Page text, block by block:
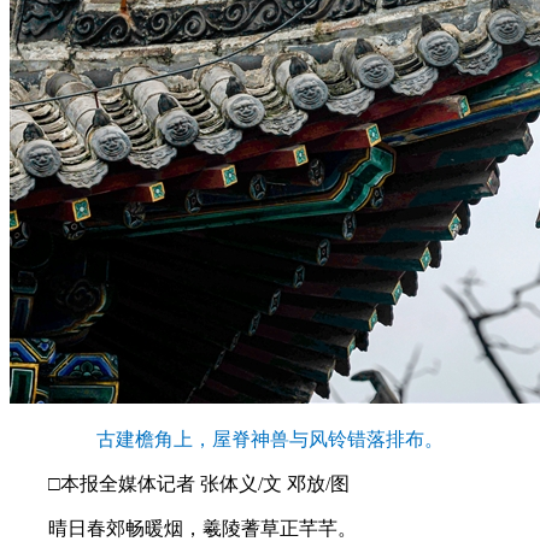
古建檐角上，屋脊神兽与风铃错落排布。
□本报全媒体记者 张体义/文 邓放/图
晴日春郊畅暖烟，羲陵蓍草正芊芊。